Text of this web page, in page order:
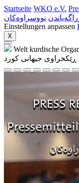
Startseite WKO e.V.
ڕاگەیاندن نووسراوه‌کان
Einstellungen anpassen
X
Welt kurdische
ڕێکخراوی جیهانی کورد